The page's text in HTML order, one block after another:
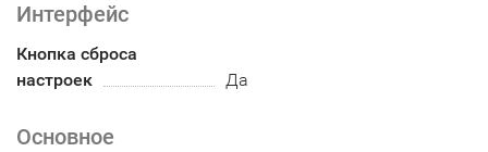
Интерфейс
Кнопка сброса
настроек
Да
Основное